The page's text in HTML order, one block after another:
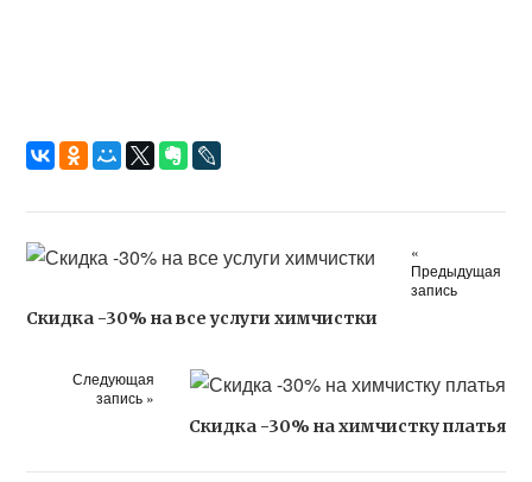
«
Предыдущая
запись
Скидка -30% на все услуги химчистки
Следующая
запись »
Скидка -30% на химчистку платья